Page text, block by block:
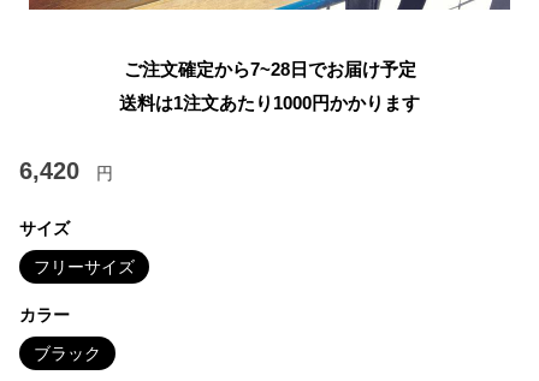
ご注文確定から7~28日でお届け予定
送料は1注文あたり 1000円かかります
6,420 円
サイズ
フリーサイズ
カラー
ブラック